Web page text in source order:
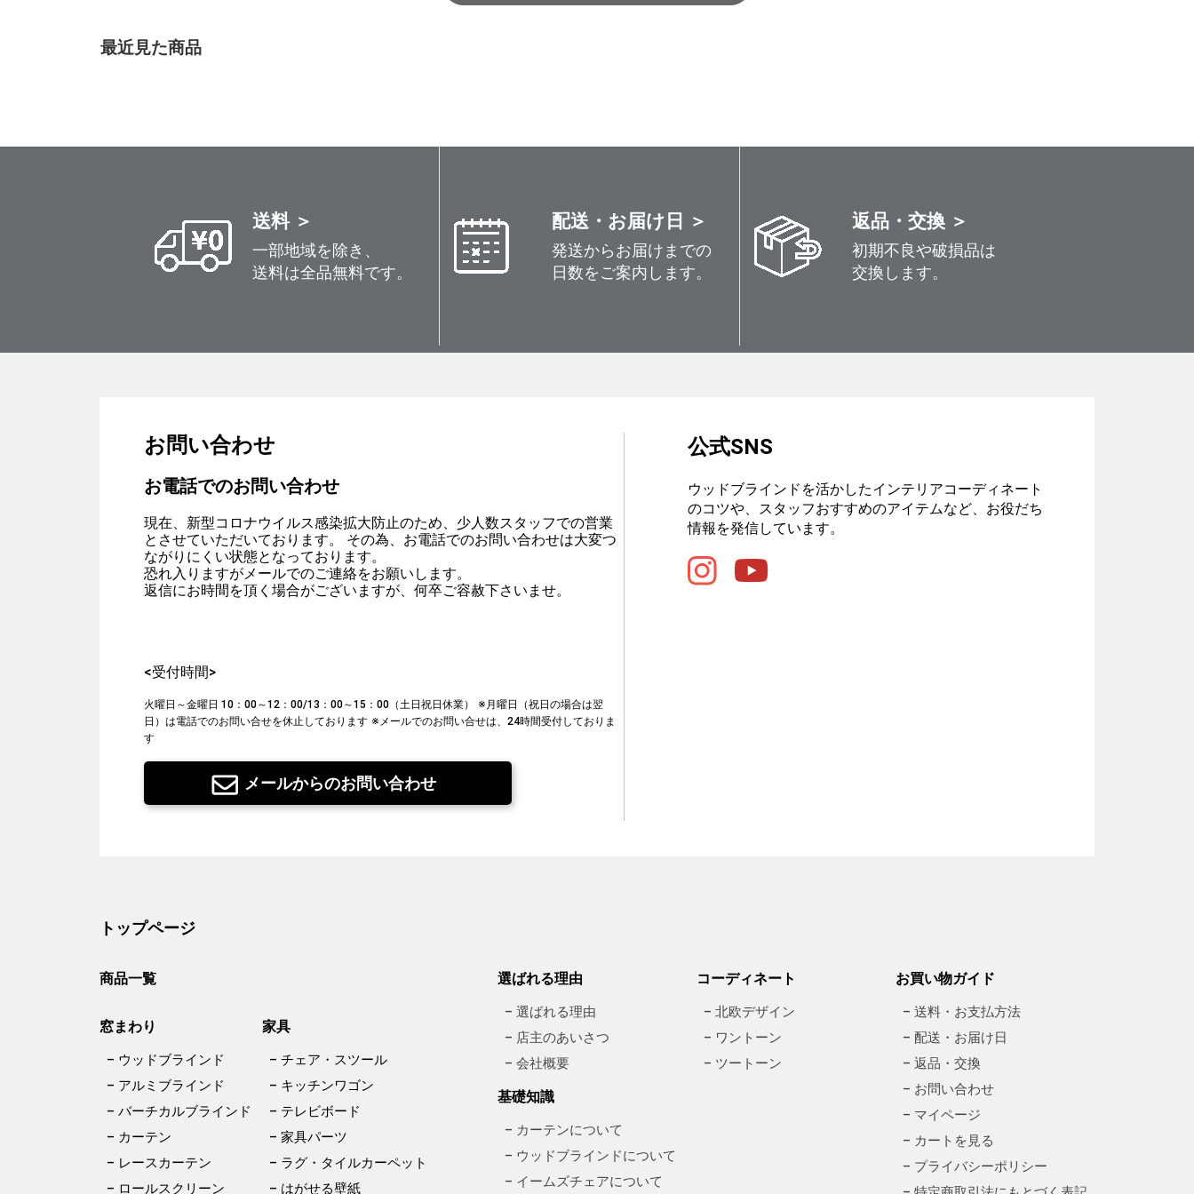
最近見た商品
送料 ＞
一部地域を除き、
送料は全品無料です。
配送・お届け日 ＞
発送からお届けまでの
日数をご案内します。
返品・交換 ＞
初期不良や破損品は
交換します。
お問い合わせ
お電話でのお問い合わせ
現在、新型コロナウイルス感染拡大防止のため、少人数スタッフでの営業
とさせていただいております。 その為、お電話でのお問い合わせは大変つ
ながりにくい状態となっております。
恐れ入りますがメールでのご連絡をお願いします。
返信にお時間を頂く場合がございますが、何卒ご容赦下さいませ。
<受付時間>
火曜日～金曜日 10：00～12：00/13：00～15：00（土日祝日休業）
※月曜日（祝日の場合は翌
日）は電話でのお問い合せを休止しております ※メールでのお問い合せは、24時間受付しておりま
す
メールからのお問い合わせ
公式SNS
ウッドブラインドを活かしたインテリアコーディネート
のコツや、スタッフおすすめのアイテムなど、お役だち
情報を発信しています。
トップページ
商品一覧
窓まわり
– ウッドブラインド
– アルミブラインド
– バーチカルブラインド
– カーテン
– レースカーテン
– ロールスクリーン
家具
– チェア・スツール
– キッチンワゴン
– テレビボード
– 家具パーツ
– ラグ・タイルカーペット
– はがせる壁紙
選ばれる理由
– 選ばれる理由
– 店主のあいさつ
– 会社概要
基礎知識
– カーテンについて
– ウッドブラインドについて
– イームズチェアについて
コーディネート
– 北欧デザイン
– ワントーン
– ツートーン
お買い物ガイド
– 送料・お支払方法
– 配送・お届け日
– 返品・交換
– お問い合わせ
– マイページ
– カートを見る
– プライバシーポリシー